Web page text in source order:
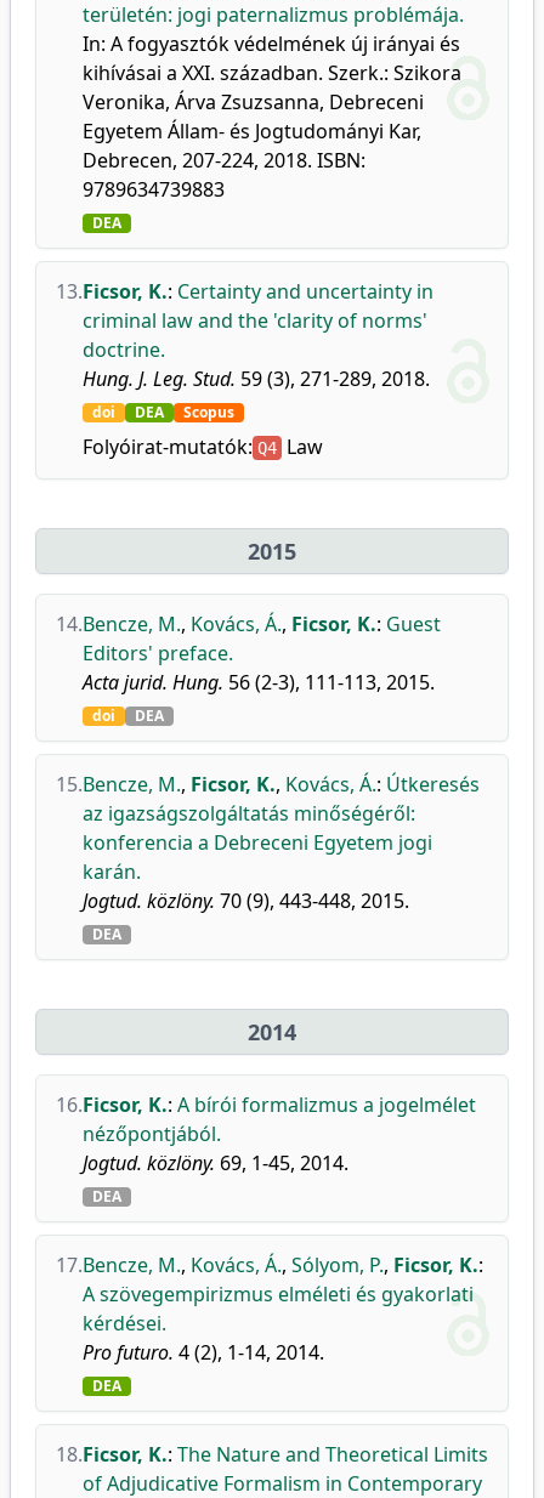
területén: jogi paternalizmus problémája.
In: A fogyasztók védelmének új irányai és
kihívásai a XXI. században. Szerk.: Szikora
Veronika, Árva Zsuzsanna, Debreceni
Egyetem Állam- és Jogtudományi Kar,
Debrecen, 207-224, 2018. ISBN:
9789634739883
DEA
13.Ficsor, K.: Certainty and uncertainty in
criminal law and the 'clarity of norms'
doctrine.
Hung. J. Leg. Stud. 59 (3), 271-289, 2018.
doi DEA Scopus
Folyóirat-mutatók: Q4 Law
2015
14.Bencze, M., Kovács, Á., Ficsor, K.: Guest
Editors' preface.
Acta jurid. Hung. 56 (2-3), 111-113, 2015.
doi DEA
15.Bencze, M., Ficsor, K., Kovács, Á.: Útkeresés
az igazságszolgáltatás minőségéről:
konferencia a Debreceni Egyetem jogi
karán.
Jogtud. közlöny. 70 (9), 443-448, 2015.
DEA
2014
16.Ficsor, K.: A bírói formalizmus a jogelmélet
nézőpontjából.
Jogtud. közlöny. 69, 1-45, 2014.
DEA
17.Bencze, M., Kovács, Á., Sólyom, P., Ficsor, K.:
A szövegempirizmus elméleti és gyakorlati
kérdései.
Pro futuro. 4 (2), 1-14, 2014.
DEA
18.Ficsor, K.: The Nature and Theoretical Limits
of Adjudicative Formalism in Contemporary